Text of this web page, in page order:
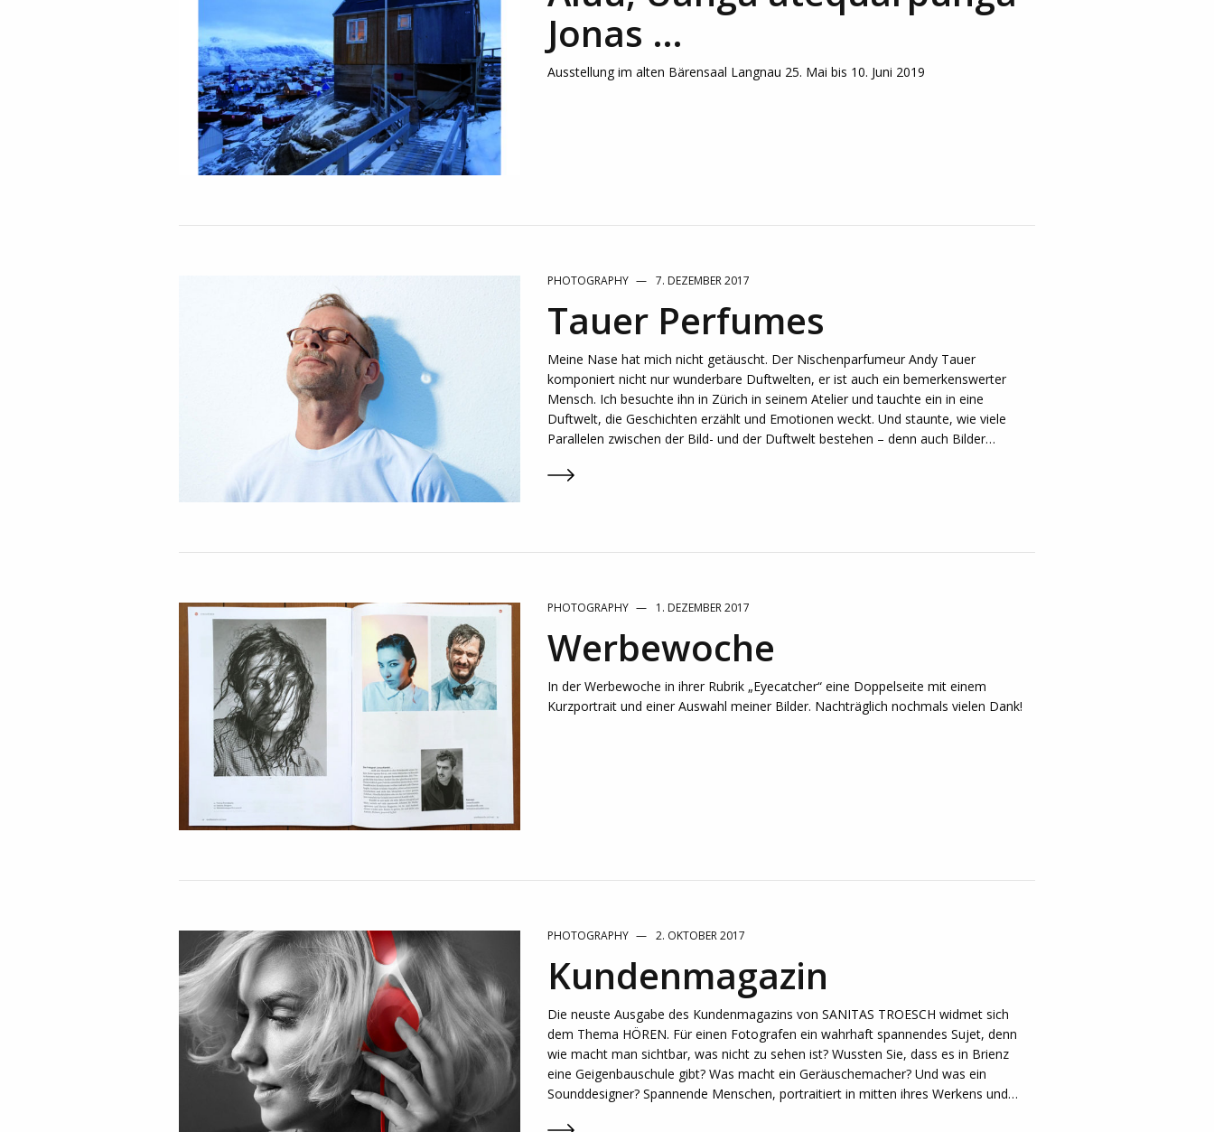
Jonas …
Ausstellung im alten Bärensaal Langnau 25. Mai bis 10. Juni 2019
PHOTOGRAPHY 7. DEZEMBER 2017
Tauer Perfumes
Meine Nase hat mich nicht getäuscht. Der Nischenparfumeur Andy Tauer
komponiert nicht nur wunderbare Duftwelten, er ist auch ein bemerkenswerter
Mensch. Ich besuchte ihn in Zürich in seinem Atelier und tauchte ein in eine
Duftwelt, die Geschichten erzählt und Emotionen weckt. Und staunte, wie viele
Parallelen zwischen der Bild- und der Duftwelt bestehen – denn auch Bilder…
PHOTOGRAPHY 1. DEZEMBER 2017
Werbewoche
In der Werbewoche in ihrer Rubrik „Eyecatcher“ eine Doppelseite mit einem
Kurzportrait und einer Auswahl meiner Bilder. Nachträglich nochmals vielen Dank!
PHOTOGRAPHY 2. OKTOBER 2017
Kundenmagazin
Die neuste Ausgabe des Kundenmagazins von SANITAS TROESCH widmet sich
dem Thema HÖREN. Für einen Fotografen ein wahrhaft spannendes Sujet, denn
wie macht man sichtbar, was nicht zu sehen ist? Wussten Sie, dass es in Brienz
eine Geigenbauschule gibt? Was macht ein Geräuschemacher? Und was ein
Sounddesigner? Spannende Menschen, portraitiert in mitten ihres Werkens und…